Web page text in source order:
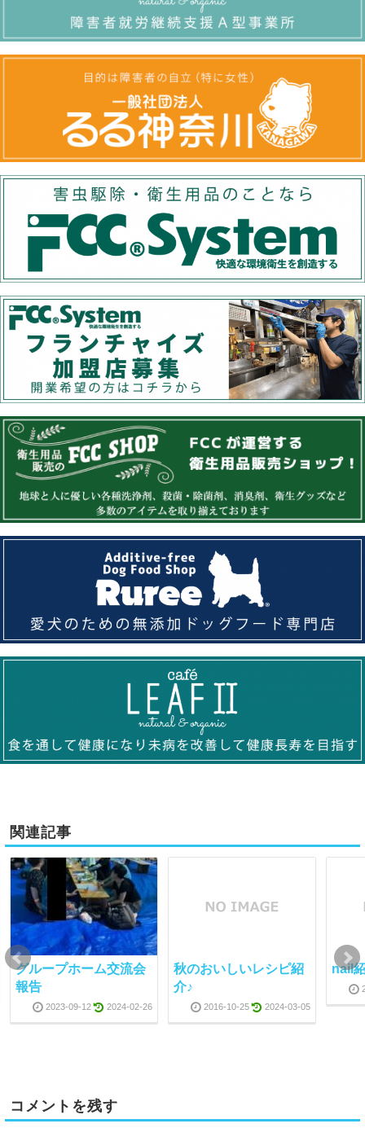
関連記事
グループホーム交流会
報告
2023-09-12 2024-02-26
秋のおいしいレシピ紹
介♪
2016-10-25 2024-03-05
nail
コメントを残す